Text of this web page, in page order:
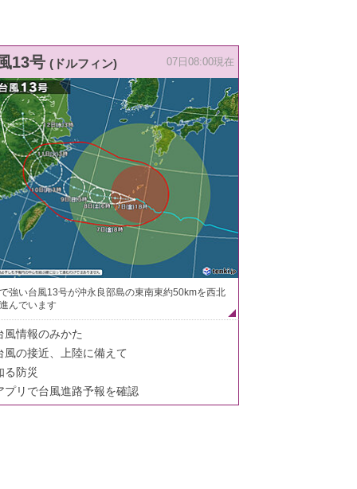
13号 (ドルフィン) 07日08:00現在
強い台風13号が沖永良部島の東南東約50kmを西北
んでいます
風情報のみかた
風の接近、上陸に備えて
る防災
プリで台風進路予報を確認